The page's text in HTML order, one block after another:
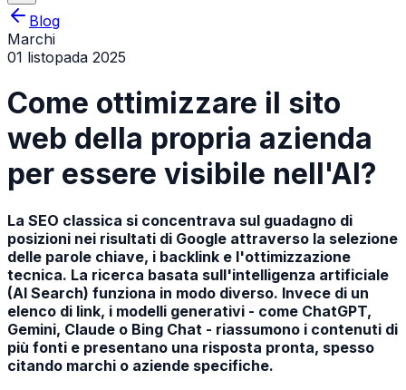
Blog
Marchi
01 listopada 2025
Come ottimizzare il sito
web della propria azienda
per essere visibile nell'AI?
La SEO classica si concentrava sul guadagno di
posizioni nei risultati di Google attraverso la selezione
delle parole chiave, i backlink e l'ottimizzazione
tecnica. La ricerca basata sull'intelligenza artificiale
(AI Search) funziona in modo diverso. Invece di un
elenco di link, i modelli generativi - come ChatGPT,
Gemini, Claude o Bing Chat - riassumono i contenuti di
più fonti e presentano una risposta pronta, spesso
citando marchi o aziende specifiche.